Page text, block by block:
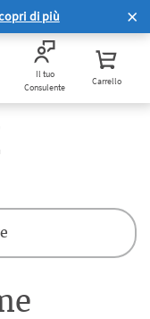
di più
Il tuo
Consulente
Carrello